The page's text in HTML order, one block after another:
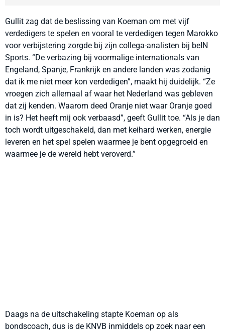
Gullit zag dat de beslissing van Koeman om met vijf
verdedigers te spelen en vooral te verdedigen tegen Marokko
voor verbijstering zorgde bij zijn collega-analisten bij beIN
Sports. “De verbazing bij voormalige internationals van
Engeland, Spanje, Frankrijk en andere landen was zodanig
dat ik me niet meer kon verdedigen”, maakt hij duidelijk. “Ze
vroegen zich allemaal af waar het Nederland was gebleven
dat zij kenden. Waarom deed Oranje niet waar Oranje goed
in is? Het heeft mij ook verbaasd”, geeft Gullit toe. “Als je dan
toch wordt uitgeschakeld, dan met keihard werken, energie
leveren en het spel spelen waarmee je bent opgegroeid en
waarmee je de wereld hebt veroverd.”
Daags na de uitschakeling stapte Koeman op als
bondscoach, dus is de KNVB inmiddels op zoek naar een